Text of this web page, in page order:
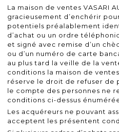
La maison de ventes VASARI
gracieusement d’enchérir
potentiels préalablement
d’achat ou un ordre
et signé avec remise d’un
ou d’un numéro de carte
au plus tard la veille de la
conditions la maison de ventes
réserve le droit de refuser de
le compte des personnes ne
conditions ci-dessus
Les acquéreurs ne pouvant
acceptent les présentent